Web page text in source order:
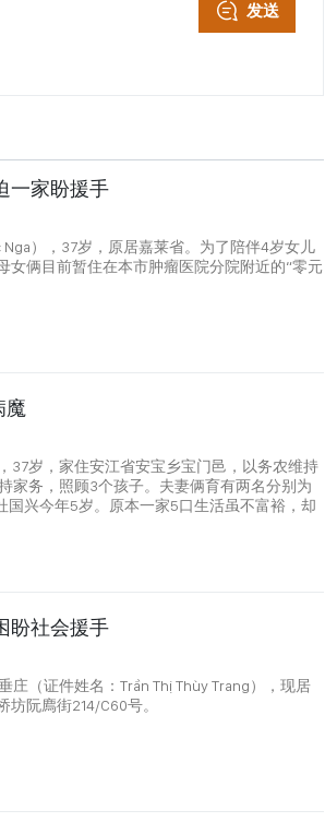
发送
一家盼援手
），37岁，原居嘉莱省。为了陪伴4岁女儿
女俩目前暂住在本市肿瘤医院分院附近的“零元
魔
37岁，家住安江省安宝乡宝门邑，以务农维持
家务，照顾3个孩子。夫妻俩育有两名分别为
国兴今年5岁。原本一家5口生活虽不富裕，却
盼社会援手
（证件姓名：Trần Thị Thùy Trang），现居
阮廌街214/C60号。